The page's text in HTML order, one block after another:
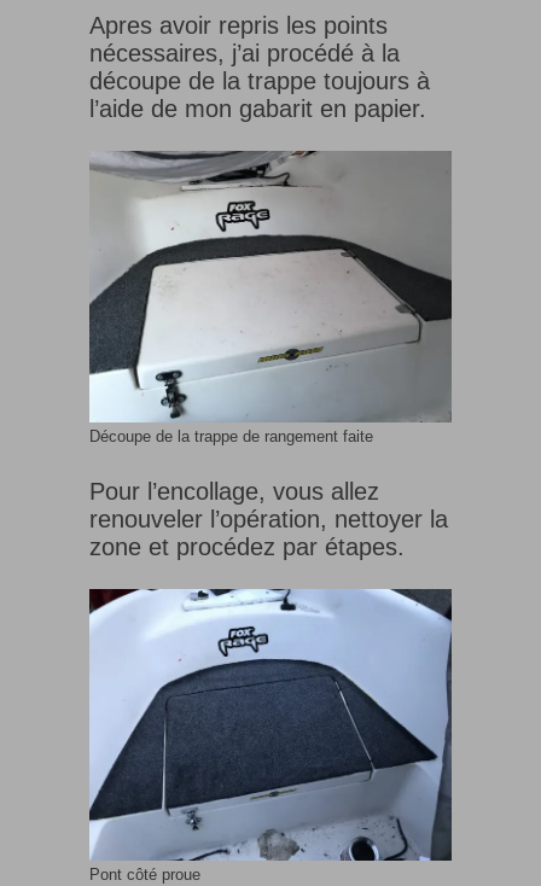
Apres avoir repris les points
nécessaires, j’ai procédé à la
découpe de la trappe toujours à
l’aide de mon gabarit en papier.
Découpe de la trappe de rangement faite
Pour l’encollage, vous allez
renouveler l’opération, nettoyer la
zone et procédez par étapes.
Pont côté proue